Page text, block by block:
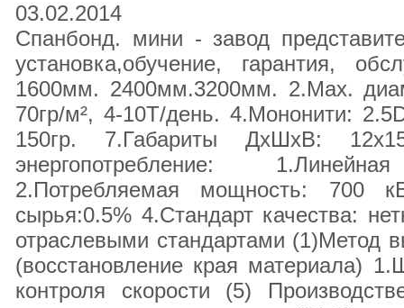
03.02.2014
Спанбонд. мини - завод
установка,обучение, гарантия,
1600мм. 2400мм.3200мм. 2.Мах.
70гр/м², 4-10T/день. 4.Мононити:
150гр. 7.Габариты ДхШхВ:
энергопотребление:
2.Потребляемая мощность: 700
сырья:0.5% 4.Стандарт качества:
отраслевыми стандартами (1)Метод
(восстановление края материала)
контроля скорости (5)